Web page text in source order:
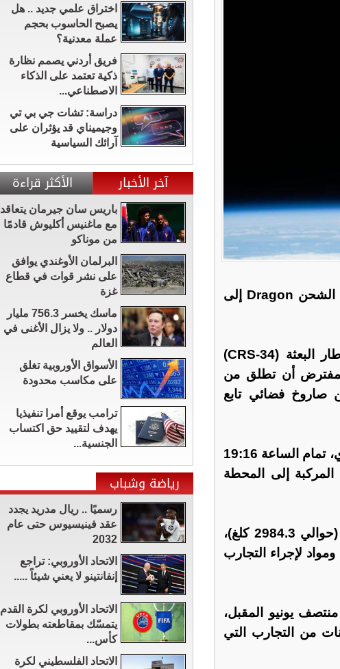
أعلنت وكالة "ناسا" أنها تخطط لإطلاق سفينة الشحن Dragon إلى
وأشارت الوكالة إلى أن المركبة التي ستطلق في إطار البعثة (CRS-34)
المفترض أن تطلق من
صاروخ فضائي تابع
ومن المخطط أن تنفذ عملية الإطلاق في 12 مايو الجاري، تمام الساعة 19:16
إلى المحطة
ستحمل المركبة إلى المحطة حمولة تزن 6500 رطل (حوالي 2984.3 كلغ)،
لإجراء التجارب
يونيو المقبل،
من التجارب التي
اختراق علمي جديد .. هل
يصبح الحاسوب بحجم
عملة معدنية؟
فريق أردني يصمم نظارة
ذكية تعتمد على الذكاء
الاصطناعي...
دراسة: تشات جي بي تي
وجيميناي قد يؤثران على
آرائك السياسية
آخر الأخبار الأكثر قراءة
باريس سان جيرمان يتعاقد
مع ماغنيس أكليوش قادمًا
من موناكو
البرلمان الأوغندي يوافق
على نشر قوات في قطاع
غزة
ماسك يخسر 756.3 مليار
دولار .. ولا يزال الأغنى في
العالم
الأسواق الأوروبية تغلق
على مكاسب محدودة
ترامب يوقع أمرا تنفيذيا
يهدف لتقييد حق اكتساب
الجنسية...
رياضة وشباب
رسميًا .. ريال مدريد يجدد
عقد فينيسيوس حتى عام
2032
الاتحاد الأوروبي: تراجع
إنفانتينو لا يعني شيئاً .....
الاتحاد الأوروبي لكرة القدم
يتمسّك بمقاطعته بطولات
كأس...
الاتحاد الفلسطيني لكرة